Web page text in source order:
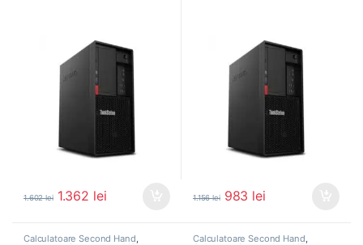
1.602lei 1.362 lei 1.156lei 983 lei
Calculatoare Second Hand, Calculatoare Second Hand,